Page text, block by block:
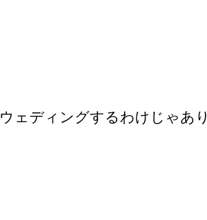
ェディングするわけじゃあり